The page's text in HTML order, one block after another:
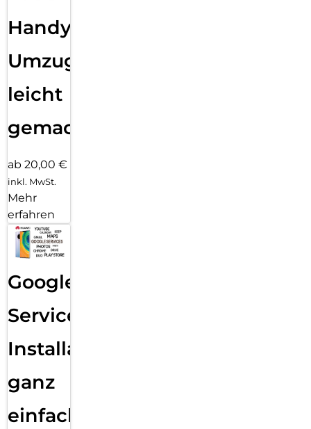
Handy
Umzug
leicht
gemacht!
ab 20,00 €
inkl. MwSt.
Mehr
erfahren
Google
Services
Installation
ganz
einfach